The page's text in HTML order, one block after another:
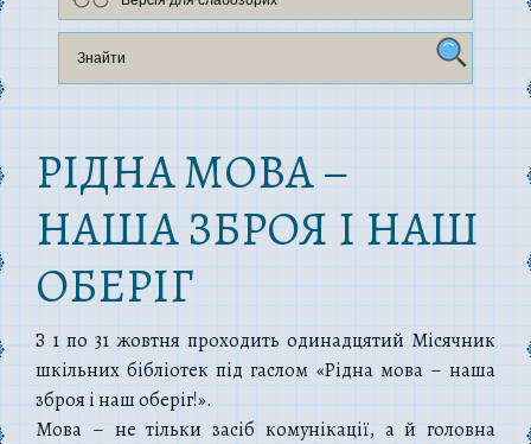
РІДНА МОВА –
НАША ЗБРОЯ І НАШ
ОБЕРІГ
З 1 по 31 жовтня проходить одинадцятий Місячник
шкільних бібліотек під гаслом «Рідна мова – наша
зброя і наш оберіг!».
Мова – не тільки засіб комунікації, а й головна